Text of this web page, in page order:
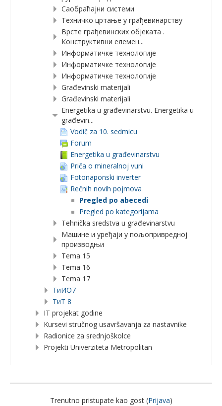
Саобраћајни системи
Техничко цртање у грађевинарству
Врсте грађевинских објеката .
Конструктивни елемен...
Информатичке технологије
Информатичке технологије
Информатичке технологије
Građevinski materijali
Građevinski materijali
Energetika u građevinarstvu. Energetika u
građevin...
Vodič za 10. sedmicu
Forum
Energetika u građevinarstvu
Priča o mineralnoj vuni
Fotonaponski inverter
Rečnih novih pojmova
Pregled po abecedi
Pregled po kategorijama
Tehnička sredstva u građevinarstvu
Машине и уређаји у пољопривредној
производњи
Tema 15
Tema 16
Tema 17
TиИО7
ТиТ 8
IT projekat godine
Kursevi stručnog usavršavanja za nastavnike
Radionice za srednjoškolce
Projekti Univerziteta Metropolitan
Trenutno pristupate kao gost (Prijava)